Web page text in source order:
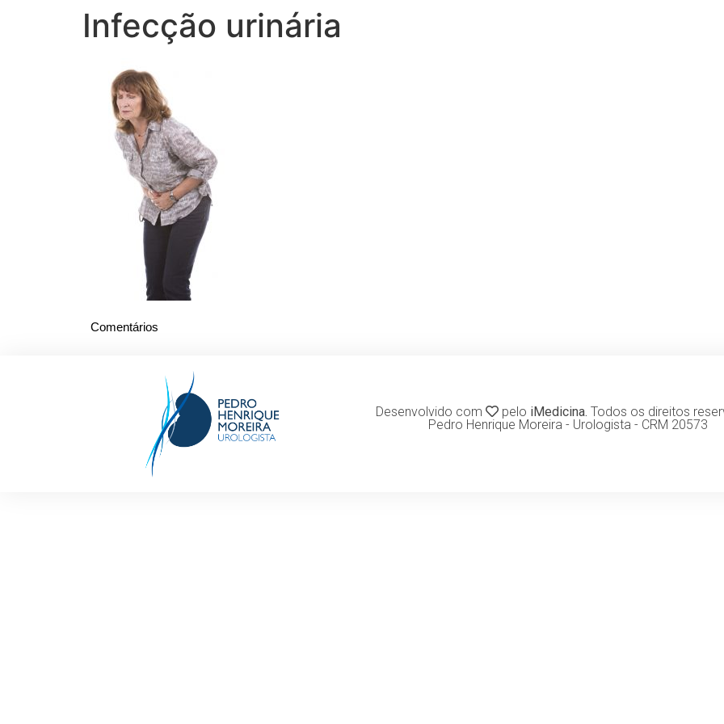
Infecção urinária
Comentários
Desenvolvido com pelo iMedicina. Todos os direitos
Pedro Henrique Moreira - Urologista - CRM 20573